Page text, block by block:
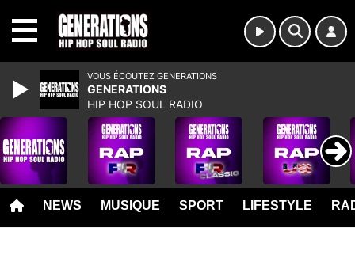
NEWS MUSIQUE SPORT LIFESTYLE
VOUS ÉCOUTEZ GENERATIONS
GENERATIONS
HIP HOP SOUL RADIO